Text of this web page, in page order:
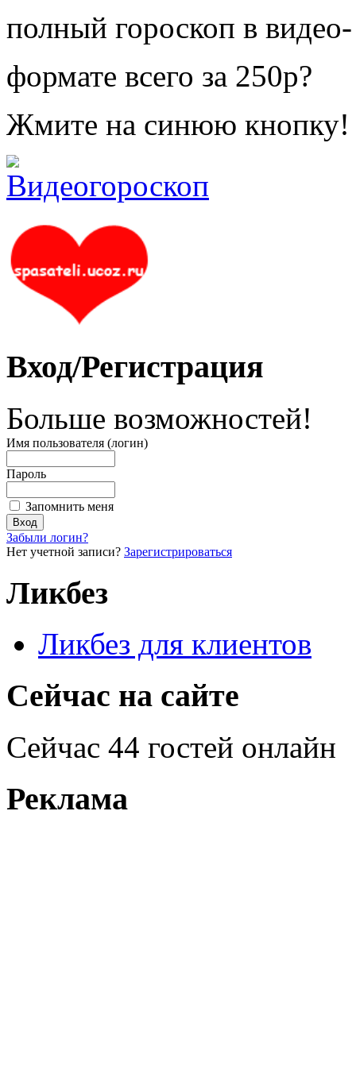
полный гороскоп в видео-
формате всего за 250р?
Жмите на синюю кнопку!
Вход/Регистрация
Больше возможностей!
Имя пользователя (логин)
Пароль
Запомнить меня
Забыли логин?
Нет учетной записи? Зарегистрироваться
Ликбез
Ликбез для клиентов
Сейчас на сайте
Сейчас 44 гостей онлайн
Реклама